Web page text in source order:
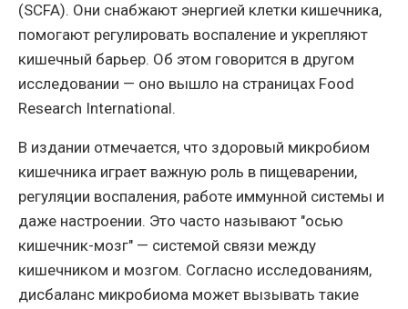
(SCFA). Они снабжают энергией клетки кишечника,
помогают регулировать воспаление и укрепляют
кишечный барьер. Об этом говорится в другом
исследовании — оно вышло на страницах Food
Research International.
В издании отмечается, что здоровый микробиом
кишечника играет важную роль в пищеварении,
регуляции воспаления, работе иммунной системы и
даже настроении. Это часто называют "осью
кишечник-мозг" — системой связи между
кишечником и мозгом. Согласно исследованиям,
дисбаланс микробиома может вызывать такие